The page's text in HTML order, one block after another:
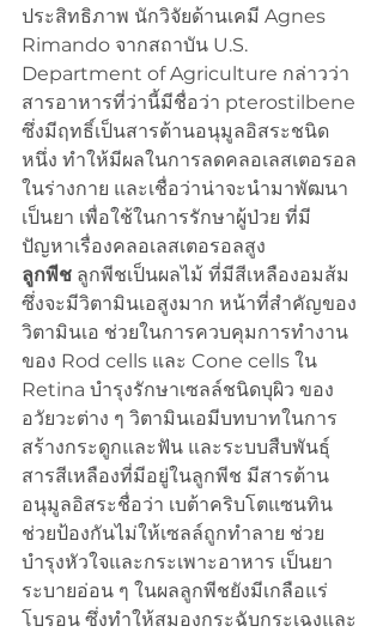
ประสิทธิภาพ นักวิจัยด้านเคมี Agnes
Rimando จากสถาบัน U.S.
Department of Agriculture กล่าวว่า
สารอาหารที่ว่านี้มีชื่อว่า pterostilbene
ซึ่งมีฤทธิ์เป็นสารต้านอนุมูลอิสระชนิด
หนึ่ง ทำให้มีผลในการลดคลอเลสเตอรอล
ในร่างกาย และเชื่อว่าน่าจะนำมาพัฒนา
เป็นยา เพื่อใช้ในการรักษาผู้ป่วย ที่มี
ปัญหาเรื่องคลอเลสเตอรอลสูง
ลูกพีช ลูกพีชเป็นผลไม้ ที่มีสีเหลืองอมส้ม
ซึ่งจะมีวิตามินเอสูงมาก หน้าที่สำคัญของ
วิตามินเอ ช่วยในการควบคุมการทำงาน
ของ Rod cells และ Cone cells ใน
Retina บำรุงรักษาเซลล์ชนิดบุผิว ของ
อวัยวะต่าง ๆ วิตามินเอมีบทบาทในการ
สร้างกระดูกและฟัน และระบบสืบพันธุ์
สารสีเหลืองที่มีอยู่ในลูกพีช มีสารต้าน
อนุมูลอิสระชื่อว่า เบต้าคริบโตแซนทิน
ช่วยป้องกันไม่ให้เซลล์ถูกทำลาย ช่วย
บำรุงหัวใจและกระเพาะอาหาร เป็นยา
ระบายอ่อน ๆ ในผลลูกพีชยังมีเกลือแร่
โบรอน ซึ่งทำให้สมองกระฉับกระเฉงและ